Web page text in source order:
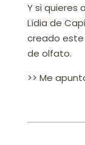
Y si quieres
Lídia de
creado
de olfato.
>> Me